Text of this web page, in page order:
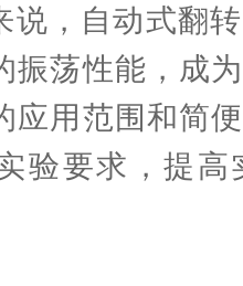
，自动式翻转
振荡性能，成
应用范围和简
验要求，提高